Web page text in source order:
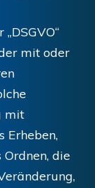
mit oder
mit
Erheben,
die